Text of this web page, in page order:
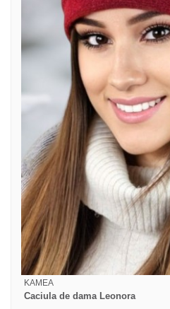
KAMEA
Caciula de dama Leonora